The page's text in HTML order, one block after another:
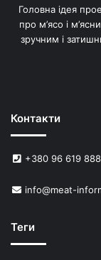
е
й
У
р
ї
Головна ідея
про м’ясо і
зручним і
Контакти
+380 96 619
info@meat-
Теги